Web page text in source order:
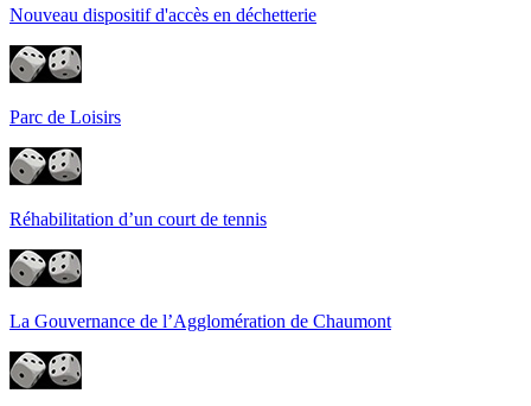
Nouveau dispositif d'accès en déchetterie
Parc de Loisirs
Réhabilitation d’un court de tennis
La Gouvernance de l’Agglomération de Chaumont